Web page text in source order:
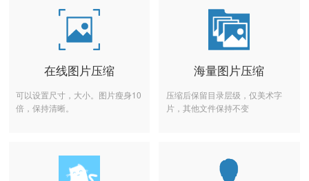
在线图片压缩
可以设置尺寸，大小。图片瘦身10
倍，保持清晰。
海量图片压缩
压缩后保留目录层级，仅美术字
片，其他文件保持不变